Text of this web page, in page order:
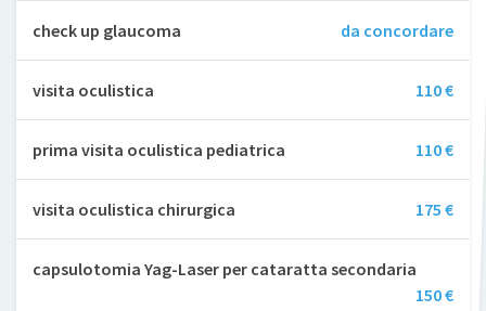
check up glaucoma da concordare
visita oculistica 110 €
prima visita oculistica pediatrica 110 €
visita oculistica chirurgica 175 €
capsulotomia Yag-Laser per cataratta secondaria
150 €